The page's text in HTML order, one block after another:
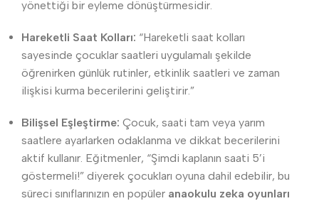
yönettiği bir eyleme dönüştürmesidir.
Hareketli Saat Kolları: “Hareketli saat kolları
sayesinde çocuklar saatleri uygulamalı şekilde
öğrenirken günlük rutinler, etkinlik saatleri ve zaman
ilişkisi kurma becerilerini geliştirir.”
Bilişsel Eşleştirme: Çocuk, saati tam veya yarım
saatlere ayarlarken odaklanma ve dikkat becerilerini
aktif kullanır. Eğitmenler, “Şimdi kaplanın saati 5’i
göstermeli!” diyerek çocukları oyuna dahil edebilir, bu
süreci sınıflarınızın en popüler anaokulu zeka oyunları